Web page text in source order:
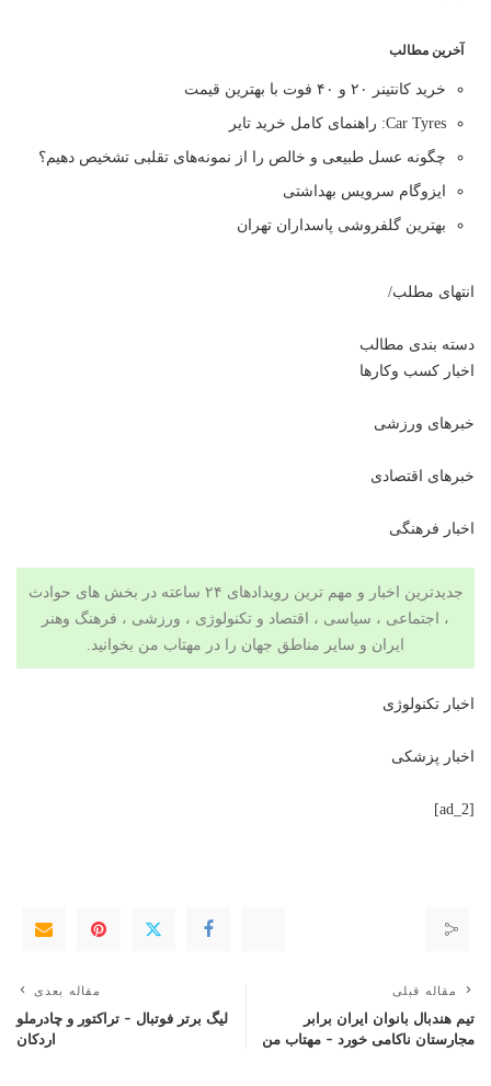
آخرین مطالب
خرید کانتینر ۲۰ و ۴۰ فوت با بهترین قیمت
Car Tyres: راهنمای کامل خرید تایر
چگونه عسل طبیعی و خالص را از نمونه‌های تقلبی تشخیص دهیم؟
ایزوگام سرویس بهداشتی
بهترین گلفروشی پاسداران تهران
انتهای مطلب/
دسته بندی مطالب
اخبار کسب وکارها
خبرهای ورزشی
خبرهای اقتصادی
اخبار فرهنگی
جدیدترین اخبار و مهم ترین رویدادهای ۲۴ ساعته در بخش های حوادث
، اجتماعی ، سیاسی ، اقتصاد و تکنولوژی ، ورزشی ، فرهنگ وهنر
ایران و سایر مناطق جهان را در مهتاب من بخوانید.
اخبار تکنولوژی
اخبار پزشکی
[ad_2]
مقاله قبلی
تیم هندبال بانوان ایران برابر
مجارستان ناکامی خورد – مهتاب من
مقاله بعدی
لیگ برتر فوتبال – تراکتور و چادرملو
اردکان